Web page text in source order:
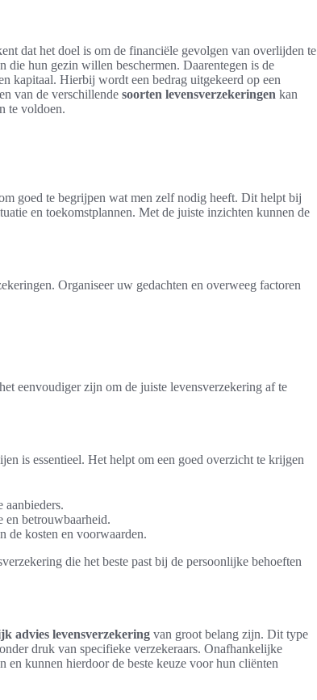
dat het doel is om de financiële gevolgen van overlijden te
hun gezin willen beschermen. Daarentegen is de
kapitaal. Hierbij wordt een bedrag uitgekeerd op een
van de verschillende soorten levensverzekeringen kan
te voldoen.
goed te begrijpen wat men zelf nodig heeft. Dit helpt bij
en toekomstplannen. Met de juiste inzichten kunnen de
Organiseer uw gedachten en overweeg factoren
eenvoudiger zijn om de juiste levensverzekering af te
is essentieel. Het helpt om een goed overzicht te krijgen
aanbieders.
en betrouwbaarheid.
de kosten en voorwaarden.
die het beste past bij de persoonlijke behoeften
advies levensverzekering van groot belang zijn. Dit type
druk van specifieke verzekeraars. Onafhankelijke
en kunnen hierdoor de beste keuze voor hun cliënten